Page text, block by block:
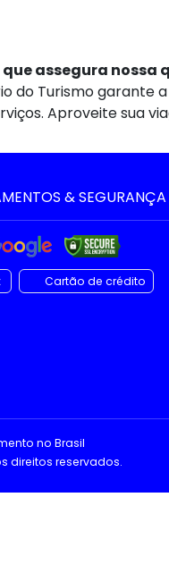
que assegura
do Turismo garante
Aproveite sua
& SEGURANÇA
Cartão de crédito
no Brasil
direitos reservados.